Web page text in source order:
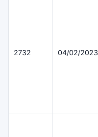
2732 04/02/2023